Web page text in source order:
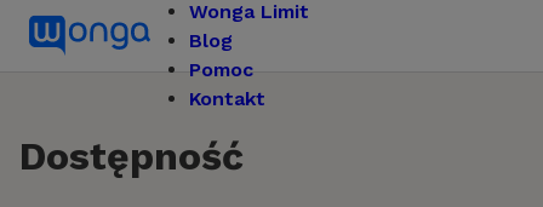
Wonga Limit
Blog
Pomoc
Kontakt
Dostępność